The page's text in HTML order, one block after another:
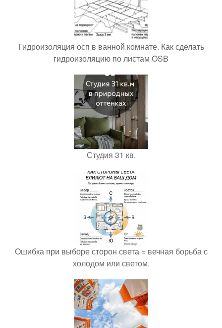
Гидроизоляция осп в ванной комнате. Как сделать
гидроизоляцию по листам OSB
Студия 31 кв.
Ошибка при выборе сторон света = вечная борьба с
холодом или светом.